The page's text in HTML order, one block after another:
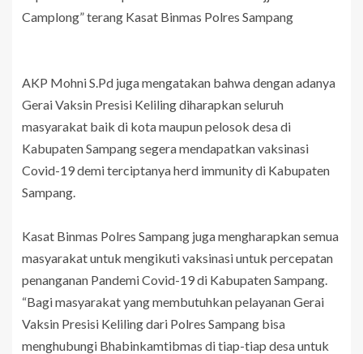
Camplong” terang Kasat Binmas Polres Sampang
AKP Mohni S.Pd juga mengatakan bahwa dengan adanya
Gerai Vaksin Presisi Keliling diharapkan seluruh
masyarakat baik di kota maupun pelosok desa di
Kabupaten Sampang segera mendapatkan vaksinasi
Covid-19 demi terciptanya herd immunity di Kabupaten
Sampang.
Kasat Binmas Polres Sampang juga mengharapkan semua
masyarakat untuk mengikuti vaksinasi untuk percepatan
penanganan Pandemi Covid-19 di Kabupaten Sampang.
“Bagi masyarakat yang membutuhkan pelayanan Gerai
Vaksin Presisi Keliling dari Polres Sampang bisa
menghubungi Bhabinkamtibmas di tiap-tiap desa untuk